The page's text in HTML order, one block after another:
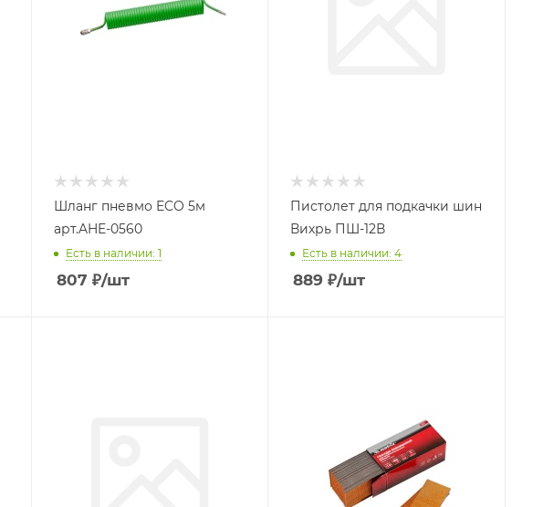
Шланг пневмо ECO 5м
арт.AHE-0560
Есть в наличии: 1
807 ₽/шт
Пистолет для подкачки шин
Вихрь ПШ-12В
Есть в наличии: 4
889 ₽/шт